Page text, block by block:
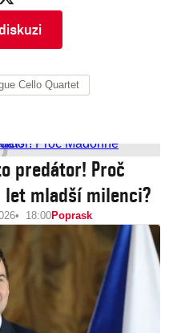
Cello Quartet
predátor! Proč
let mladší milenci?
18:00Poprask